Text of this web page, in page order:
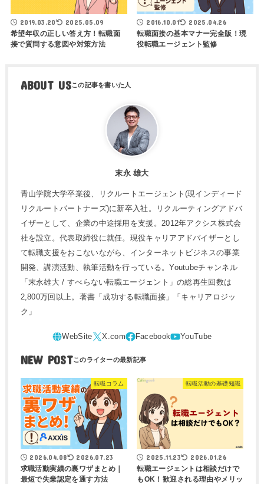
2019.03.20 2025.05.09
希望年収の正しい答え方！転職面
接で質問する意図や対策方法
2016.10.01 2025.04.26
転職面接の基本マナー完全版！現
役転職エージェント監修
ABOUT US
末永 雄大
青山学院大学卒業後、リクルートエージェント(現インディード
リクルートパートナーズ)に新卒入社。リクルーティングアドバ
イザーとして、企業の中途採用を支援。2012年アクシス株式会
社を設立。代表取締役に就任。現役キャリアアドバイザーとし
て転職支援をおこないながら、インターネットビジネスの事業
開発、講演活動、執筆活動を行っている。Youtubeチャンネル
「末永雄大 / すべらない転職エージェント」の総再生回数は
2,800万回以上。著書「成功する転職面接」「キャリアロジッ
ク」
NEW POST
転職コラム
2026.04.08 2026.07.23
求職活動実績の裏ワザまとめ｜
最短で失業認定を通す方法
転職活動の基礎知識
2025.11.23 2026.01.26
転職エージェントは相談だけで
もOK！歓迎される理由やメリッ